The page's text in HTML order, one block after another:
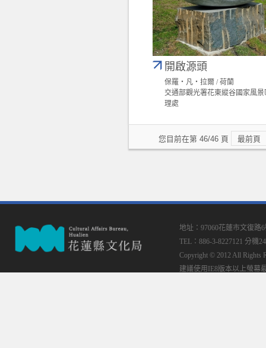
開啟源頭
保羅‧凡‧拉爾 / 荷蘭
交通部觀光署花東縱谷國家風景
理處
您目前在第 46/46 頁 最前頁
地址：97060花蓮市文復路
TEL：886-3-8227121 分機
Copyright © 2012 All Rights
建議使用IE8版本以上螢幕